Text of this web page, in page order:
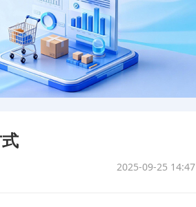
2025-09-25 14:47